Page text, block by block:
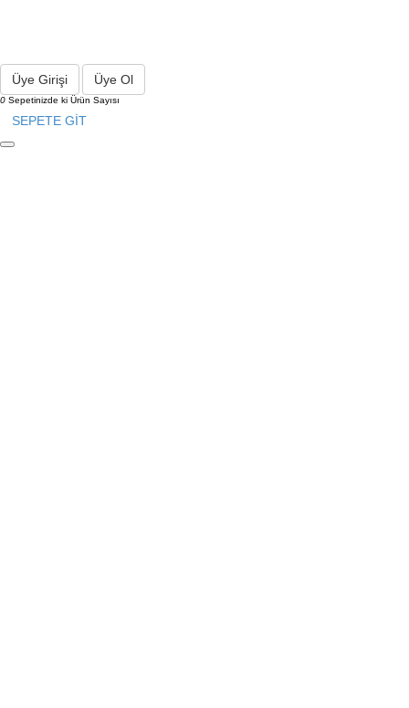
Üye Girişi Üye Ol
0 Sepetinizde ki Ürün Sayısı
SEPETE GİT